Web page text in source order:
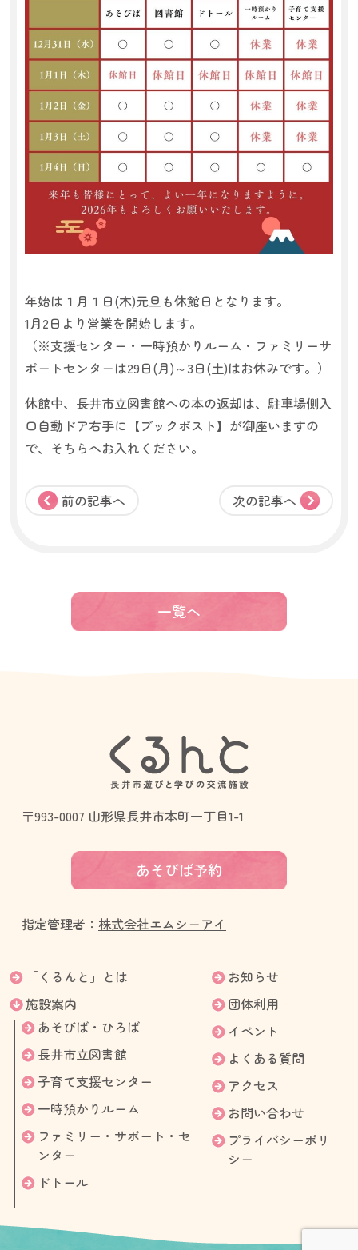
年始は１月１日(木)元旦も休館日となります。
1月2日より営業を開始します。
（※支援センター・一時預かりルーム・ファミリーサ
ポートセンターは29日(月)～3日(土)はお休みです。）
休館中、長井市立図書館への本の返却は、駐車場側入
口自動ドア右手に【ブックポスト】が御座いますの
で、そちらへお入れください。
前の記事へ 次の記事へ
一覧へ
〒993-0007 山形県長井市本町一丁目1-1
あそびば予約
指定管理者： 株式会社エムシーアイ
「くるんと」とは
施設案内
あそびば・ひろば
長井市立図書館
子育て支援センター
一時預かりルーム
ファミリー・サポート・セ
ンター
ドトール
お知らせ
団体利用
イベント
よくある質問
アクセス
お問い合わせ
プライバシーポリ
シー